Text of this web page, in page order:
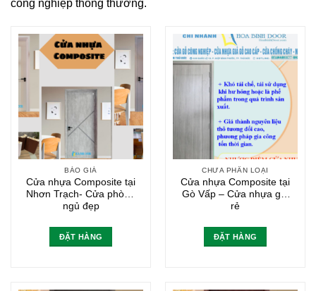
công nghiệp thông thường.
BÁO GIÁ
Cửa nhựa Composite tại
Nhơn Trạch- Cửa phòng
ngủ đẹp
ĐẶT HÀNG
CHƯA PHÂN LOẠI
Cửa nhựa Composite tại
Gò Vấp – Cửa nhựa giá
rẻ
ĐẶT HÀNG